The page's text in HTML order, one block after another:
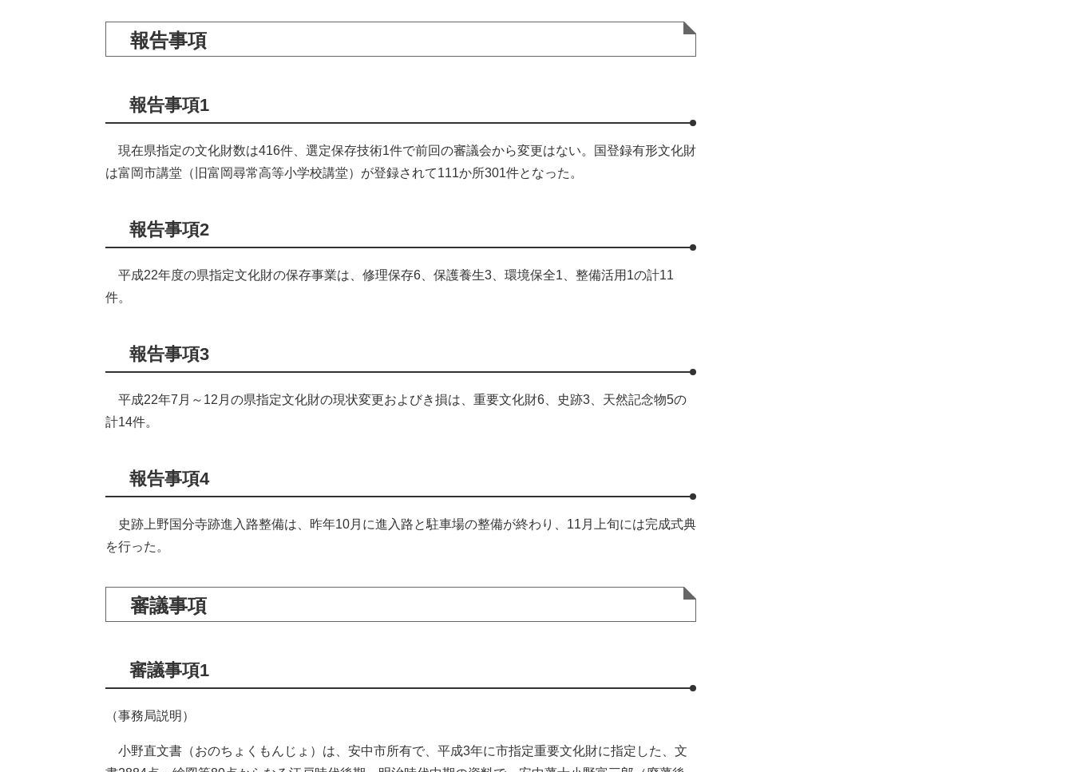
報告事項
報告事項1
現在県指定の文化財数は416件、選定保存技術1件で前回の審議会から変更はない。国登録有形文化財
は富岡市講堂（旧富岡尋常高等小学校講堂）が登録されて111か所301件となった。
報告事項2
平成22年度の県指定文化財の保存事業は、修理保存6、保護養生3、環境保全1、整備活用1の計11
件。
報告事項3
平成22年7月～12月の県指定文化財の現状変更およびき損は、重要文化財6、史跡3、天然記念物5の
計14件。
報告事項4
史跡上野国分寺跡進入路整備は、昨年10月に進入路と駐車場の整備が終わり、11月上旬には完成式典
を行った。
審議事項
審議事項1
（事務局説明）
小野直文書（おのちょくもんじょ）は、安中市所有で、平成3年に市指定重要文化財に指定した、文